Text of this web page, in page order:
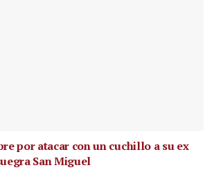
por atacar con un cuchillo a su ex
San Miguel